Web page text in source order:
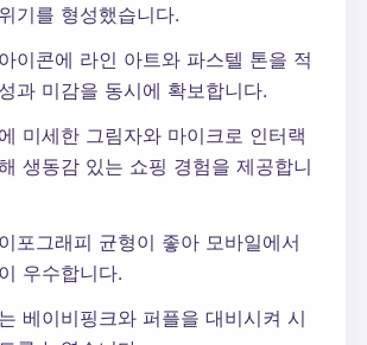
기를 형성했습니다.
이콘에 라인 아트와 파스텔 톤을 적
과 미감을 동시에 확보합니다.
미세한 그림자와 마이크로 인터랙
생동감 있는 쇼핑 경험을 제공합니
포그래피 균형이 좋아 모바일에서
우수합니다.
베이비핑크와 퍼플을 대비시켜 시